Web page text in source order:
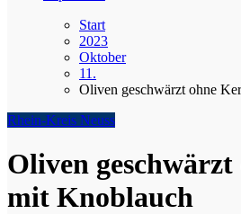
Start
2023
Oktober
11.
Oliven geschwärzt ohne
Rhein-Kreis Neuss
Oliven
mit Knoblauch